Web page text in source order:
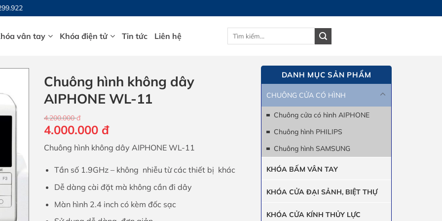
vân tay Khóa điện tử Tin tức Liên hệ
Tìm
DANH MỤC SẢN PHẨM
CHUÔNG CỬA CÓ HÌNH
Chuông cửa có hình AIPHONE
Chuông hình PHILIPS
Chuông hình SAMSUNG
KHÓA BẤM VÂN TAY
KHÓA CỬA ĐẠI SẢNH, BIỆT THỰ
KHÓA CỬA KÍNH THỦY LỰC
Chuông hình không dây
AIPHONE WL-11
4.200.000đ
Giá
gốc
là:
4.200.000 đ.
4.000.000 đGiá
hiện
tại
là:
4.000.000 đ.
Chuông hình không dây AIPHONE WL-11
Tần số 1.9GHz – không nhiễu từ các thiết bị khác
Dễ dàng cài đặt mà không cần đi dây
Màn hình 2.4 inch có kèm đốc sạc